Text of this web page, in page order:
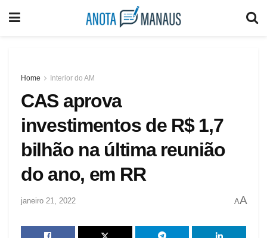
Home Interior do AM
CAS aprova
investimentos de R$ 1,7
bilhão na última reunião
do ano, em RR
janeiro 21, 2022 AA